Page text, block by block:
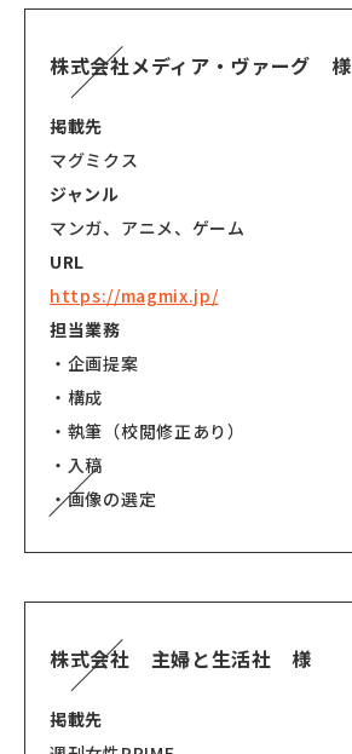
株式会社メディア・ヴァーグ 様
掲載先
マグミクス
ジャンル
マンガ、アニメ、ゲーム
URL
https://magmix.jp/
担当業務
・企画提案
・構成
・執筆（校閲修正あり）
・入稿
・画像の選定
株式会社 主婦と生活社 様
掲載先